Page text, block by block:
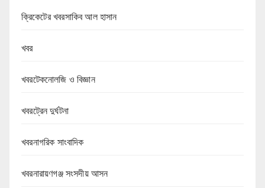
ক্রিকেটের খবরসাকিব আল হাসান
খবর
খবরটেকনোলজি ও বিজ্ঞান
খবরট্রেন দুর্ঘটনা
খবরনাগরিক সাংবাদিক
খবরনারায়ণগঞ্জ সংসদীয় আসন